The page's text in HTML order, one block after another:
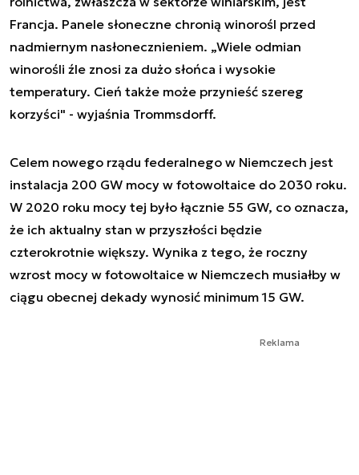
Francja. Panele słoneczne chronią winorośl przed
nadmiernym nasłonecznieniem. „Wiele odmian
winorośli źle znosi za dużo słońca i wysokie
temperatury. Cień także może przynieść szereg
korzyści" - wyjaśnia Trommsdorff.
Celem nowego rządu federalnego w Niemczech jest
instalacja 200 GW mocy w fotowoltaice do 2030 roku.
W 2020 roku mocy tej było łącznie 55 GW, co oznacza,
że ich aktualny stan w przyszłości będzie
czterokrotnie większy. Wynika z tego, że roczny
wzrost mocy w fotowoltaice w Niemczech musiałby w
ciągu obecnej dekady wynosić minimum 15 GW.
Reklama